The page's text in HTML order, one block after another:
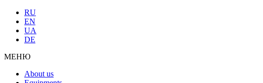
RU
EN
UA
DE
МЕНЮ
About us